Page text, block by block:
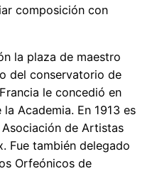
composición con
la plaza de maestro
del conservatorio de
le concedió en
Academia. En 1913 es
de Artistas
Fue también delegado
Orfeónicos de